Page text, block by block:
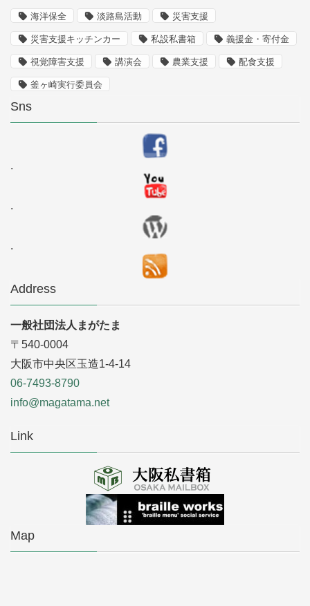
海洋保全 淡路島活動 災害支援
災害支援キッチンカー 私設私書箱 義援金・寄付金
視覚障害支援 講演会 農業支援 配食支援
釜ヶ崎実行委員会
Sns
.
.
.
Address
一般社団法人まがたま
〒540-0004
大阪市中央区玉造1-4-14
06-7493-8790
info@magatama.net
Link
Map